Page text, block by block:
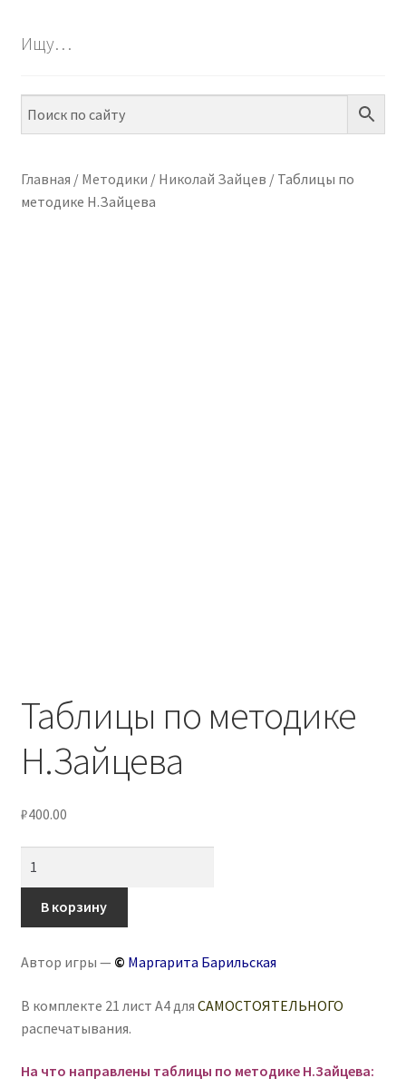
ПО НАВЫКАМ
МЕТОДИКИ
Ищу…
Главная / Методики / Николай Зайцев / Таблицы по
методике Н.Зайцева
Таблицы по методике
Н.Зайцева
₽400.00
Таблицы
по
Н.Зайцева
В корзину
Автор игры — © Маргарита Барильская
В комплекте 21 лист А4 для САМОСТОЯТЕЛЬНОГО
распечатывания.
На что направлены таблицы по методике Н.Зайцева: